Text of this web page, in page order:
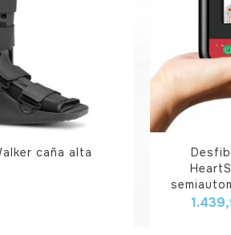
caña alta